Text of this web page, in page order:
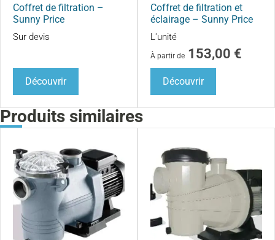
Coffret de filtration –
Sunny Price
Sur devis
Découvrir
Coffret de filtration et
éclairage – Sunny Price
L'unité
À partir de 153,00 €
Découvrir
Produits similaires